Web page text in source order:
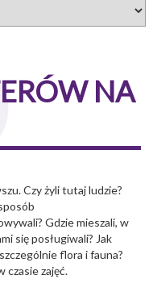
NA
Czy żyli tutaj ludzie?
Gdzie mieszali, w
się posługiwali? Jak
flora i fauna?
czasie zajęć.